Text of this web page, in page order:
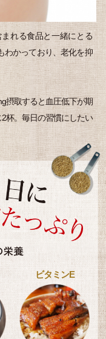
れる食品と一緒にとる
わかっており、老化を抑
摂取すると血圧低下が期
杯。毎日の習慣にしたい
ビタミンE